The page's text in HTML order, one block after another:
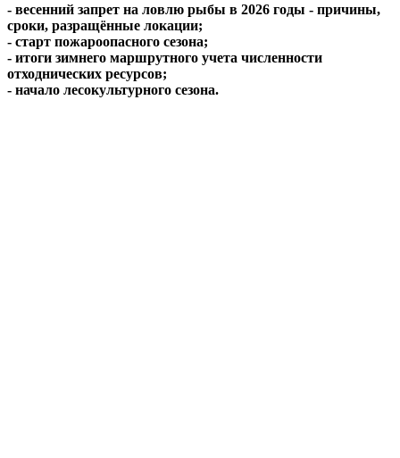
- весенний запрет на ловлю рыбы в 2026 годы - причины,
сроки, разращённые локации;
- старт пожароопасного сезона;
- итоги зимнего маршрутного учета численности
отходнических ресурсов;
- начало лесокультурного сезона.